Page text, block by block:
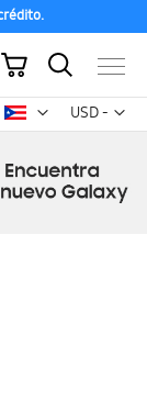
USD -
dólar
Mi carrito